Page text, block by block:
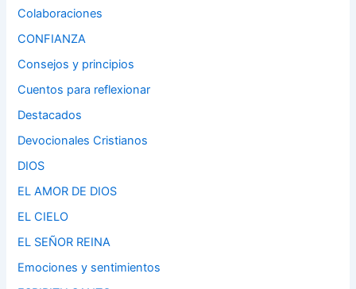
Colaboraciones
CONFIANZA
Consejos y principios
Cuentos para reflexionar
Destacados
Devocionales Cristianos
DIOS
EL AMOR DE DIOS
EL CIELO
EL SEÑOR REINA
Emociones y sentimientos